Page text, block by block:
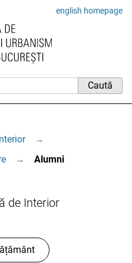
english homepage
→
→ Alumni
de Interior